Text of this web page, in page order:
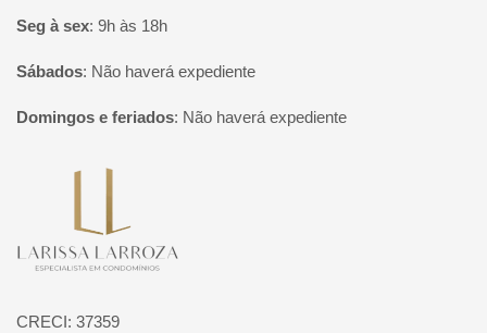
Seg à sex: 9h às 18h
Sábados: Não haverá expediente
Domingos e feriados: Não haverá expediente
CRECI: 37359